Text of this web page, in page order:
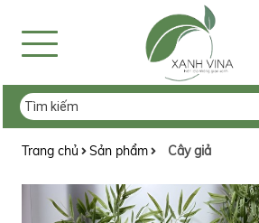
Trang chủ Sản phẩm Cây giả